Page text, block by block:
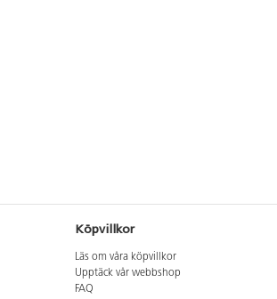
Köpvillkor
Läs om våra köpvillkor
Upptäck vår webbshop
FAQ